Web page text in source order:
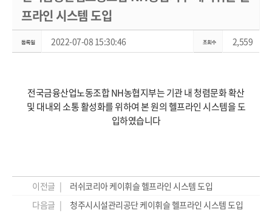
프라인 시스템 도입
2022-07-08 15:30:46 2,559
전국금융산업노동조합 NH농협지부는 기관 내 청렴문화 확산
및 대내외 소통 활성화를 위하여 본 원의 헬프라인 시스템을 도
입하였습니다
이전글 |
러쉬코리아 케이휘슬 헬프라인 시스템 도입
다음글 |
청주시시설관리공단 케이휘슬 헬프라인 시스템 도입